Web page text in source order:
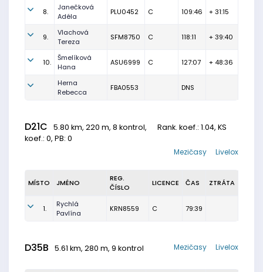
8.
Janečková
Adéla
PLU0452 C 109:46 + 31:15
9.
Vlachová
Tereza
SFM8750 C 118:11 + 39:40
10.
Šmelíková
Hana
ASU6999 C 127:07 + 48:36
Herna
Rebecca
FBA0553 DNS
D21C 5.80 km, 220 m, 8 kontrol, Rank. koef.: 1.04, KS
koef.: 0, PB: 0
Livelox
Mezičasy
MÍSTO JMÉNO
REG.
ČÍSLO
LICENCE ČAS ZTRÁTA
1.
Rychlá
Pavlína
KRN8559 C 79:39
D35B 5.61 km, 280 m, 9 kontrol Livelox
Mezičasy